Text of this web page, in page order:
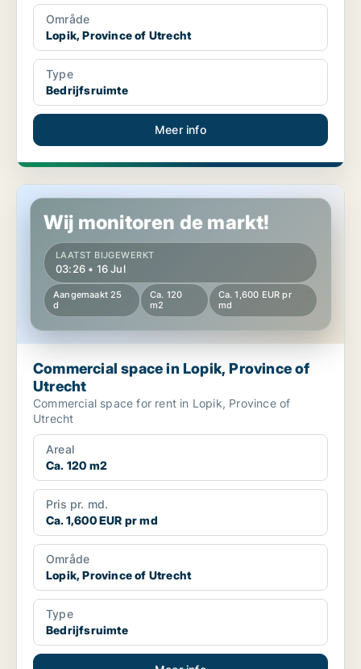
Område
Lopik, Province of Utrecht
Type
Bedrijfsruimte
Meer info
Commercial space in Lopik, Province of Utrecht
Wij monitoren de markt!
LAATST BIJGEWERKT
03:26 • 16 Jul
Aangemaakt 25
d
Ca. 120
m2
Ca. 1,600 EUR pr
md
Commercial space in Lopik, Province of
Utrecht
Commercial space for rent in Lopik, Province of
Utrecht
Areal
Ca. 120 m2
Pris pr. md.
Ca. 1,600 EUR pr md
Område
Lopik, Province of Utrecht
Type
Bedrijfsruimte